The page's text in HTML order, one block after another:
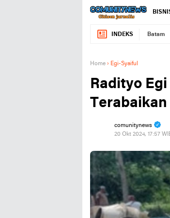
INDEKS Batam
Home › Egi-Syaiful
Radityo
comunitynews
20 Okt 2024, 17:57